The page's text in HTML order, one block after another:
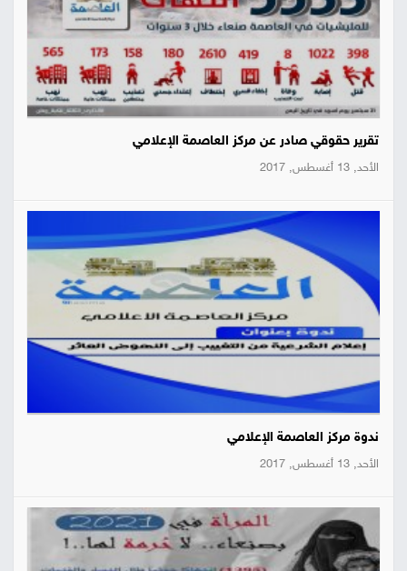
تقرير حقوقي صادر عن مركز العاصمة الإعلامي
الأحد, 13 أغسطس, 2017
ندوة مركز العاصمة الإعلامي
الأحد, 13 أغسطس, 2017